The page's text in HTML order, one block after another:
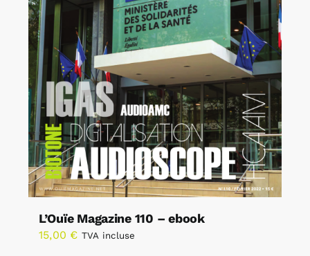
L’Ouïe Magazine 110 – ebook
15,00 € TVA incluse